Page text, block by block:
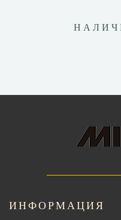
ИНФОРМАЦИЯ